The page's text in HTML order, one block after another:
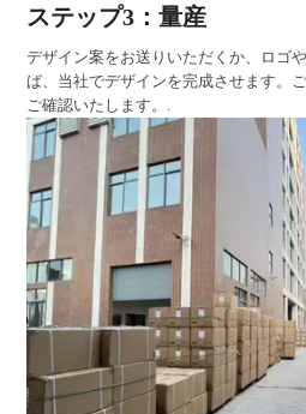
ステップ3：量産
デザイン案をお送りいただくか、ロゴ
ば、当社でデザインを完成させます。
ご確認いたします。.